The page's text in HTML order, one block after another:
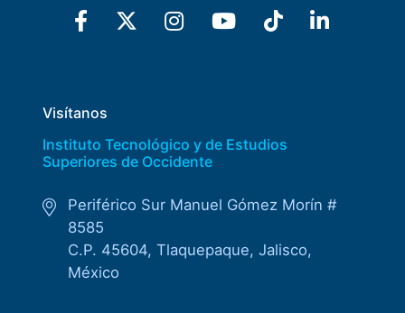
Visítanos
Instituto Tecnológico y de Estudios
Superiores de Occidente
Periférico Sur Manuel Gómez Morín #
8585
C.P. 45604, Tlaquepaque, Jalisco,
México